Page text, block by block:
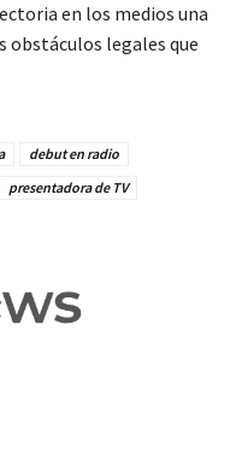
en los medios una
obstáculos legales que
debut en radio
presentadora de TV